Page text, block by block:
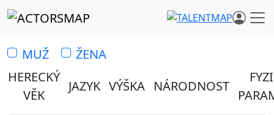
MUŽ
ŽENA
HERECKÝ
VĚK
JAZYK VÝŠKA NÁRODNOST